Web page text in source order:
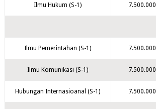
Ilmu Hukum (S-1) 7.500.000
Ilmu Pemerintahan (S-1) 7.500.000
Ilmu Komunikasi (S-1) 7.500.000
Hubungan Internasioanal (S-1) 7.500.000